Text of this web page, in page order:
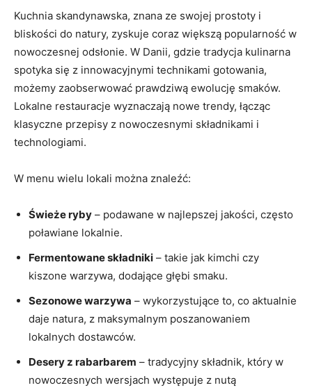
Kuchnia ⁣skandynawska, znana ⁢ze swojej prostoty i
bliskości do ⁤natury, zyskuje coraz większą popularność w
nowoczesnej odsłonie. W Danii, gdzie tradycja kulinarna
spotyka się z innowacyjnymi‍ technikami⁢ gotowania,
możemy zaobserwować prawdziwą ewolucję smaków.
Lokalne restauracje wyznaczają ‌nowe trendy, łącząc
klasyczne przepisy z nowoczesnymi składnikami i
technologiami.
W​ menu wielu lokali można ‌znaleźć:
Świeże ryby – podawane w najlepszej jakości, często
‍poławiane lokalnie.
Fermentowane składniki – takie jak kimchi czy
kiszone warzywa, dodające głębi smaku.
Sezonowe warzywa – wykorzystujące to,⁣ co aktualnie
daje⁤ natura, z maksymalnym poszanowaniem
lokalnych dostawców.
Desery z⁣ rabarbarem – tradycyjny składnik, który w‌
nowoczesnych wersjach występuje z nutą‌